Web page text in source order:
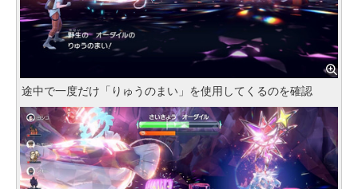
途中で一度だけ「りゅうのまい」を使用してくるのを確認